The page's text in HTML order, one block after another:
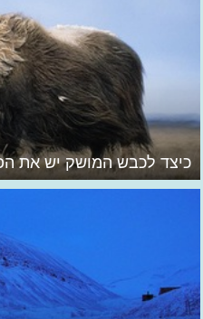
כיצד לכבש המושק יש את